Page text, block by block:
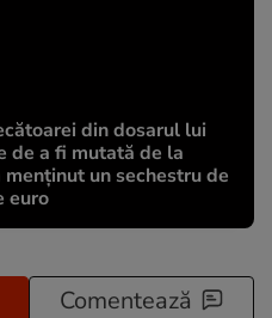
din dosarul lui
de a fi mutată de la
un sechestru de
euro
Comentează